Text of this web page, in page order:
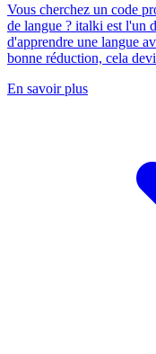
Vous cherchez un code
de langue ? italki est l'un
d'apprendre une langue
bonne réduction, cela
En savoir plus